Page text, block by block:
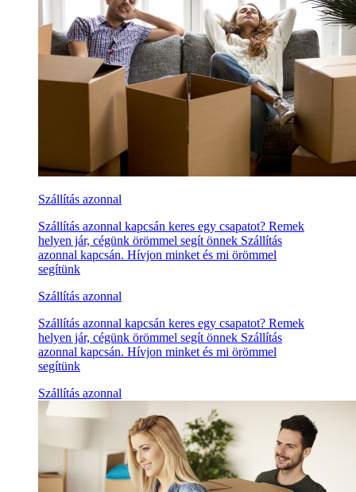
Szállítás azonnal
Szállítás azonnal kapcsán keres egy csapatot? Remek
helyen jár, cégünk örömmel segít önnek Szállítás
azonnal kapcsán. Hívjon minket és mi örömmel
segítünk
Szállítás azonnal
Szállítás azonnal kapcsán keres egy csapatot? Remek
helyen jár, cégünk örömmel segít önnek Szállítás
azonnal kapcsán. Hívjon minket és mi örömmel
segítünk
Szállítás azonnal